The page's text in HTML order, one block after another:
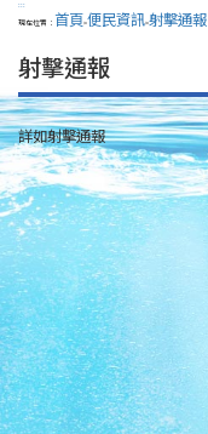
:::
現在位置： 首頁>便民資訊>射擊通報
射擊通報
詳如射擊通報